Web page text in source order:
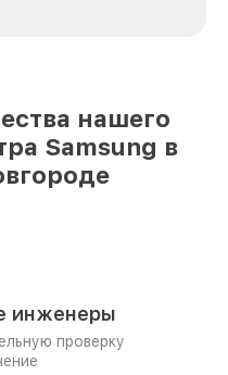
нашего
Samsung в
инженеры
проверку